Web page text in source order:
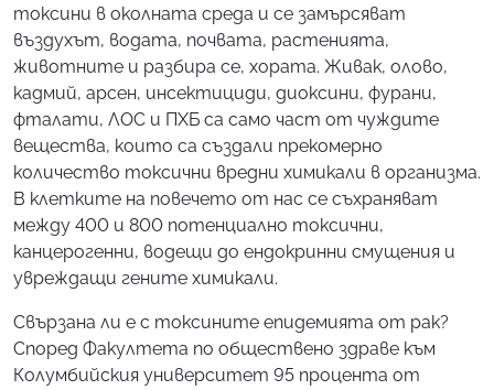
токсини в околната среда и се замърсяват
въздухът, водата, почвата, растенията,
животните и разбира се, хората. Живак, олово,
кадмий, арсен, инсектициди, диоксини, фурани,
фталати, ЛОС и ПХБ са само част от чуждите
вещества, които са създали прекомерно
количество токсични вредни химикали в организма.
В клетките на повечето от нас се съхраняват
между 400 и 800 потенциално токсични,
канцерогенни, водещи до ендокринни смущения и
увреждащи гените химикали.
Свързана ли е с токсините епидемията от рак?
Според Факултета по обществено здраве към
Колумбийския университет 95 процента от